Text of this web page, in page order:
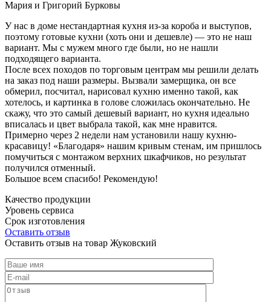
Мария и Григорий Бурковы
У нас в доме нестандартная кухня из-за короба и выступов,
поэтому готовые кухни (хоть они и дешевле) — это не наш
вариант. Мы с мужем много где были, но не нашли
подходящего варианта.
После всех походов по торговым центрам мы решили делать
на заказ под наши размеры. Вызвали замерщика, он все
обмерил, посчитал, нарисовал кухню именно такой, как
хотелось, и картинка в голове сложилась окончательно. Не
скажу, что это самый дешевый вариант, но кухня идеально
вписалась и цвет выбрала такой, как мне нравится.
Примерно через 2 недели нам установили нашу кухню-
красавицу! «Благодаря» нашим кривым стенам, им пришлось
помучиться с монтажом верхних шкафчиков, но результат
получился отменный.
Большое всем спасибо! Рекомендую!
Качество продукции
Уровень сервиса
Срок изготовления
Оставить отзыв
Оставить отзыв на товар Жуковский